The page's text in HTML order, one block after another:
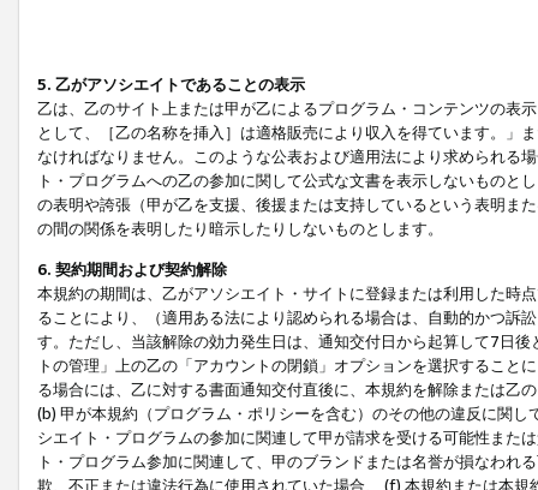
5. 乙がアソシエイトであることの表示
乙は、乙のサイト上または甲が乙によるプログラム・コンテンツの表
として、［乙の名称を挿入］は適格販売により収入を得ています。」
なければなりません。このような公表および適用法により求められる
ト・プログラムへの乙の参加に関して公式な文書を表示しないもの
の表明や誇張（甲が乙を支援、後援または支持しているという表明ま
の間の関係を表明したり暗示したりしないものとします。
6. 契約期間および契約解除
本規約の期間は、乙がアソシエイト・サイトに登録または利用した時
ることにより、（適用ある法により認められる場合は、自動的かつ訴
す。ただし、当該解除の効力発生日は、通知交付日から起算して7日
トの管理」上の乙の「アカウントの閉鎖」オプションを選択するこ
る場合には、乙に対する書面通知交付直後に、本規約を解除または乙
(b) 甲が本規約（プログラム・ポリシーを含む）のその他の違反に関
シエイト・プログラムの参加に関連して甲が請求を受ける可能性また
ト・プログラム参加に関連して、甲のブランドまたは名誉が損なわれ
欺、不正または違法行為に使用されていた場合、 (f) 本規約または本